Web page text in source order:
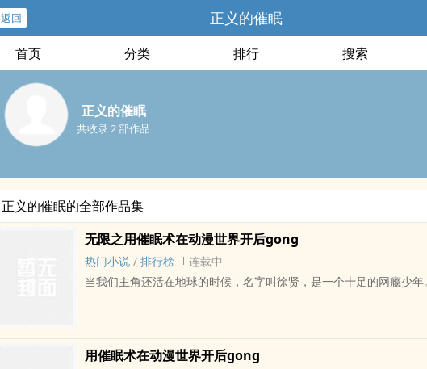
返回 正义的催眠
首页 分类 排行 搜索
正义的催眠
共收录 2 部作品
正义的催眠的全部作品集
无限之用催眠术在动漫世界开后gong
热门小说 / 排行榜
连载中
当我们主角还活在地球的时候，名字叫徐贤，是一个十足的网瘾少年
用催眠术在动漫世界开后gong